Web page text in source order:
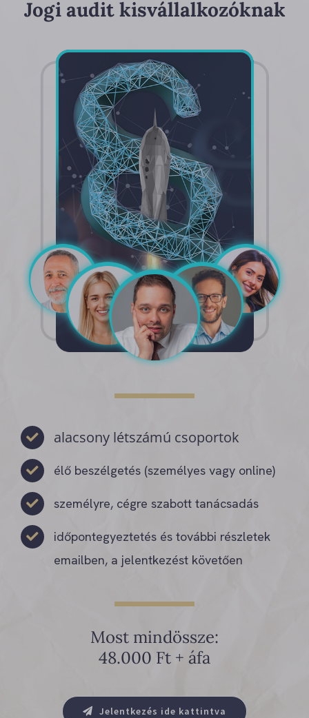
Jogi audit kisvállalkozóknak
alacsony létszámú csoportok
élő beszélgetés (személyes vagy online)
személyre, cégre szabott tanácsadás
időpontegyeztetés és további részletek
emailben, a jelentkezést követően
Most mindössze:
48.000 Ft + áfa
Jelentkezés ide kattintva